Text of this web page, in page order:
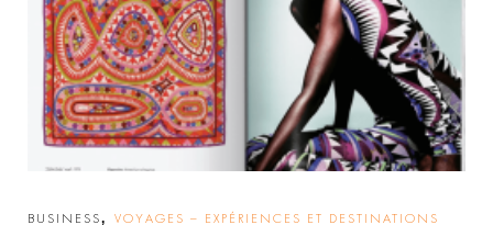
BUSINESS, VOYAGES – EXPÉRIENCES ET DESTINATIONS